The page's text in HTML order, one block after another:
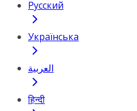
Русский
Українська
العربية
हिन्दी